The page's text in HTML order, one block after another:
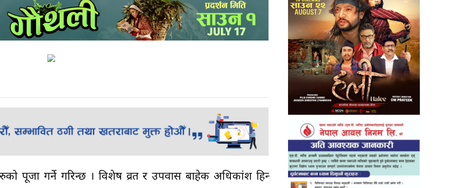
पूजा गर्ने गरिन्छ । विशेष व्रत र उपवास बाहेक अधिकांश हिन्दु